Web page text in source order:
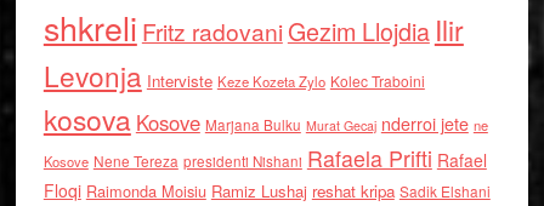
shkreli Fritz radovaniGezim Llojdia Ilir
Levonja Interviste Keze Kozeta Zylo Kolec Traboini
kosova Kosove Marjana Bulku Murat Gecaj nderroi jete ne
Kosove Nene Tereza presidenti Nishani Rafaela Prifti Rafael
Floqi Raimonda Moisiu Ramiz Lushaj reshat kripa Sadik Elshani